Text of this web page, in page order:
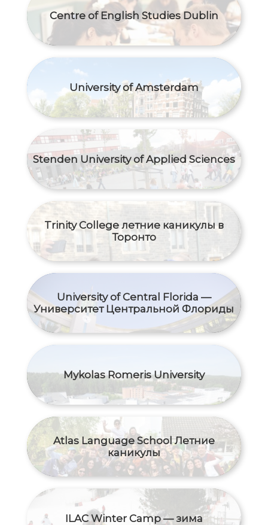
Centre of English Studies Dublin
University of Amsterdam
Stenden University of Applied Sciences
Trinity College летние каникулы в
Торонто
University of Central Florida —
Университет Центральной Флориды
Mykolas Romeris University
Atlas Language School Летние
каникулы
ILAC Winter Camp — зима